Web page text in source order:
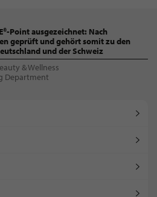
Point ausgezeichnet: Nach
geprüft und gehört somit zu den
und der Schweiz
& Wellness
Department